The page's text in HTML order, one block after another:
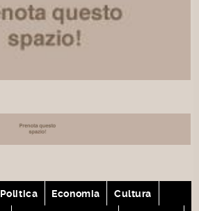
Politica Economia Cultura